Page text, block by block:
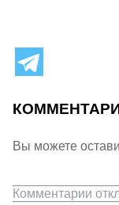
Вы можете
Комментарии